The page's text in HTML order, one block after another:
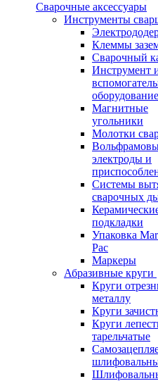
Сварочные аксессуары
Инструменты
Клеммы
Сварочный
Инструмент
оборудование
Магнитные
угольники
Молотки
электроды и
Системы
сварочных
подкладки
Упаковка
Pac
Маркеры
Абразивные круги
Круги
металлу
Круги
Круги
тарельчатые